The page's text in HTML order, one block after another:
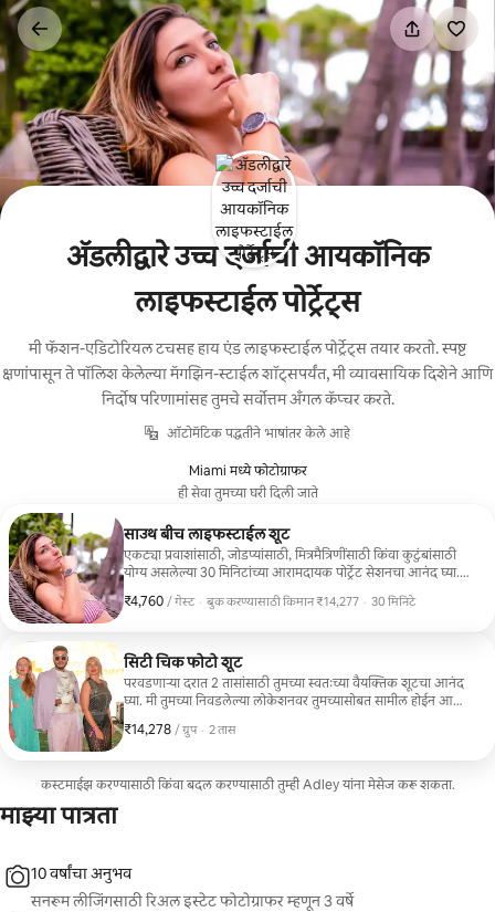
कंटेंटवर
जा
ॲडलीद्वारे उच्च दर्जाची आयकॉनिक
लाइफस्टाईल पोर्ट्रेट्स
मी फॅशन-एडिटोरियल टचसह हाय एंड लाइफस्टाईल पोर्ट्रेट्स तयार करतो. स्पष्ट
क्षणांपासून ते पॉलिश केलेल्या मॅगझिन-स्टाईल शॉट्सपर्यंत, मी व्यावसायिक दिशेने आणि
निर्दोष परिणामांसह तुमचे सर्वोत्तम अँगल कॅप्चर करते.
ऑटोमॅटिक पद्धतीने भाषांतर केले आहे
Miami मध्ये फोटोग्राफर
ही सेवा तुमच्या घरी दिली जाते
साउथ बीच लाइफस्टाईल शूट
एकट्या प्रवाशांसाठी, जोडप्यांसाठी, मित्रमैत्रिणींसाठी किंवा कुटुंबांसाठी
योग्य असलेल्या 30 मिनिटांच्या आरामदायक पोर्ट्रेट सेशनचा आनंद घ्या.
निवडते आणि अनुभव मजेदार आणि आरामदायक बनवते. तुम्हाला 24
असोत, हे सेशन तुम्हाला परवडणाऱ्या दरात सुंदर आठवणी देते.
₹4,760 / गेस्ट
₹4,760 प्रति गेस्ट· बुक करण्यासाठी किमान ₹14,277
, · 30 मिनिटे
सिटी चिक फोटो शूट
परवडणाऱ्या दरात 2 तासांसाठी तुमच्या स्वतःच्या वैयक्तिक शूटचा आनंद
घ्या. मी तुमच्या निवडलेल्या लोकेशनवर तुमच्यासोबत सामील होईन आणि
फोटो काढेन. मी सोप्या पोझेससाठी मार्गदर्शन करतो, उत्तम लाइटिंग
₹14,278 / ग्रुप
₹14,278, प्रति ग्रुप
, · 2 तास
कस्टमाईझ करण्यासाठी किंवा बदल करण्यासाठी तुम्ही Adley यांना मेसेज करू शकता.
माझ्या पात्रता
10 वर्षांचा अनुभव
सनरूम लीजिंगसाठी रिअल इस्टेट फोटोग्राफर म्हणून 3 वर्षे